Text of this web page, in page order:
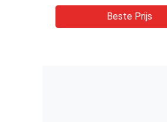
en VoertuigenBeste Prijs